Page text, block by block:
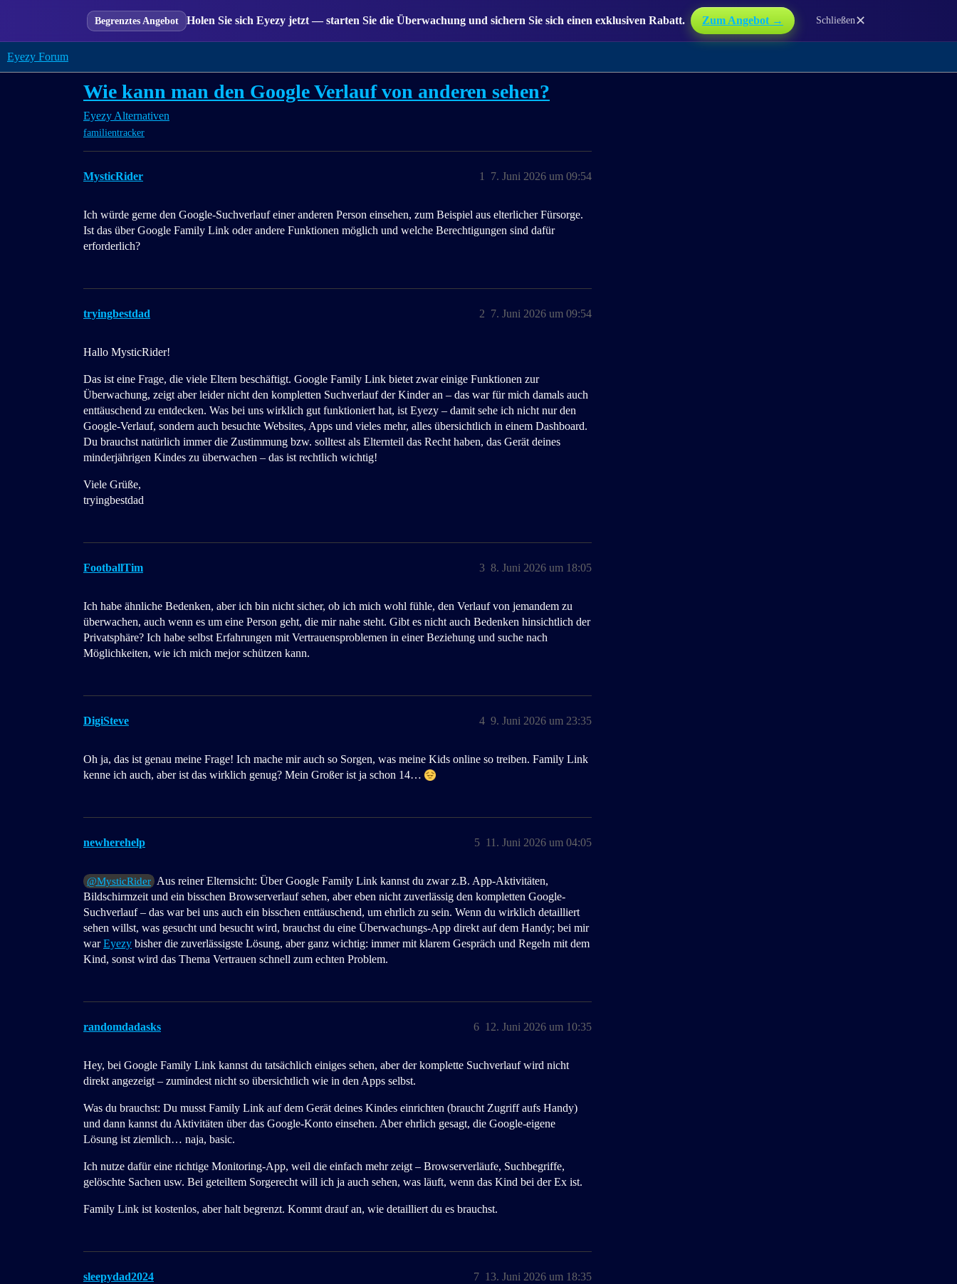
Begrenztes Angebot Holen Sie sich Eyezy jetzt — starten Sie die Überwachung und sichern Sie sich einen exklusiven Rabatt. Zum Angebot → Schließen✕
Eyezy Forum
Wie kann man den Google Verlauf von anderen sehen?
Eyezy Alternativen
familientracker
MysticRider 7. Juni 2026 um 09:54
1
Ich würde gerne den Google-Suchverlauf einer anderen Person einsehen, zum Beispiel aus elterlicher Fürsorge.
Ist das über Google Family Link oder andere Funktionen möglich und welche Berechtigungen sind dafür
erforderlich?
tryingbestdad 7. Juni 2026 um 09:54
2
Hallo MysticRider!
Das ist eine Frage, die viele Eltern beschäftigt. Google Family Link bietet zwar einige Funktionen zur
Überwachung, zeigt aber leider nicht den kompletten Suchverlauf der Kinder an – das war für mich damals auch
enttäuschend zu entdecken. Was bei uns wirklich gut funktioniert hat, ist Eyezy – damit sehe ich nicht nur den
Google-Verlauf, sondern auch besuchte Websites, Apps und vieles mehr, alles übersichtlich in einem Dashboard.
Du brauchst natürlich immer die Zustimmung bzw. solltest als Elternteil das Recht haben, das Gerät deines
minderjährigen Kindes zu überwachen – das ist rechtlich wichtig!
Viele Grüße,
tryingbestdad
FootballTim 8. Juni 2026 um 18:05
3
Ich habe ähnliche Bedenken, aber ich bin nicht sicher, ob ich mich wohl fühle, den Verlauf von jemandem zu
überwachen, auch wenn es um eine Person geht, die mir nahe steht. Gibt es nicht auch Bedenken hinsichtlich der
Privatsphäre? Ich habe selbst Erfahrungen mit Vertrauensproblemen in einer Beziehung und suche nach
Möglichkeiten, wie ich mich mejor schützen kann.
DigiSteve 9. Juni 2026 um 23:35
4
Oh ja, das ist genau meine Frage! Ich mache mir auch so Sorgen, was meine Kids online so treiben. Family Link
kenne ich auch, aber ist das wirklich genug? Mein Großer ist ja schon 14…
newherehelp 11. Juni 2026 um 04:05
5
@MysticRider Aus reiner Elternsicht: Über Google Family Link kannst du zwar z.B. App-Aktivitäten,
Bildschirmzeit und ein bisschen Browserverlauf sehen, aber eben nicht zuverlässig den kompletten Google-
Suchverlauf – das war bei uns auch ein bisschen enttäuschend, um ehrlich zu sein. Wenn du wirklich detailliert
sehen willst, was gesucht und besucht wird, brauchst du eine Überwachungs-App direkt auf dem Handy; bei mir
warEyezy bisher die zuverlässigste Lösung, aber ganz wichtig: immer mit klarem Gespräch und Regeln mit dem
Kind, sonst wird das Thema Vertrauen schnell zum echten Problem.
randomdadasks 12. Juni 2026 um 10:35
6
Hey, bei Google Family Link kannst du tatsächlich einiges sehen, aber der komplette Suchverlauf wird nicht
direkt angezeigt – zumindest nicht so übersichtlich wie in den Apps selbst.
Was du brauchst: Du musst Family Link auf dem Gerät deines Kindes einrichten (braucht Zugriff aufs Handy)
und dann kannst du Aktivitäten über das Google-Konto einsehen. Aber ehrlich gesagt, die Google-eigene
Lösung ist ziemlich… naja, basic.
Ich nutze dafür eine richtige Monitoring-App, weil die einfach mehr zeigt – Browserverläufe, Suchbegriffe,
gelöschte Sachen usw. Bei geteiltem Sorgerecht will ich ja auch sehen, was läuft, wenn das Kind bei der Ex ist.
Family Link ist kostenlos, aber halt begrenzt. Kommt drauf an, wie detailliert du es brauchst.
sleepydad2024 13. Juni 2026 um 18:35
7